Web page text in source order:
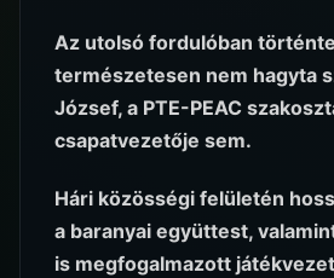
Az utolsó fordulóban
természetesen nem hagyta
József, a PTE-PEAC
csapatvezetője sem.
Hári közösségi felületén
a baranyai együttest,
is megfogalmazott